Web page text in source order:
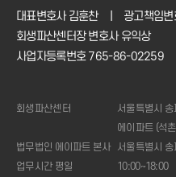
대표변호사 김훈찬
광고책임
회생파산센터장 변호사 유익상
사업자등록번호 765-86-02259
회생파산센터
서울특별시
에이파트 (석
법무법인 에이파트 본사
서울특별시
업무시간 평일
10:00~18:00